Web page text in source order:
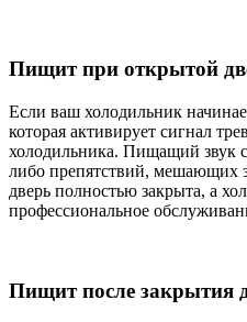
Пищит при открытой
Если ваш холодильник
которая активирует сигнал
холодильника. Пищащий звук
либо препятствий, мешающих
дверь полностью закрыта, а
профессиональное
Пищит после закрытия